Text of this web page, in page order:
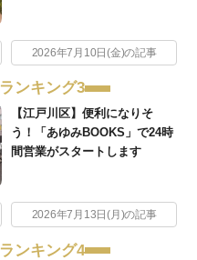
2026年7月10日(金)の記事
ランキング3
【江戸川区】便利になりそ
う！「あゆみBOOKS」で24時
間営業がスタートします
2026年7月13日(月)の記事
ランキング4